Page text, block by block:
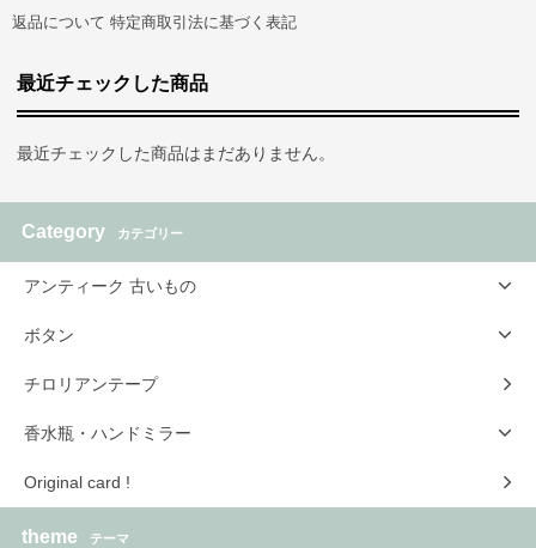
返品について 特定商取引法に基づく表記
最近チェックした商品
最近チェックした商品はまだありません。
Category カテゴリー
アンティーク 古いもの
ボタン
チロリアンテープ
香水瓶・ハンドミラー
Original card !
theme テーマ